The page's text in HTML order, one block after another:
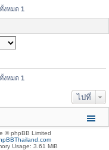
n
งหมด 1
งหมด 1
ไปที่
© phpBB Limited
Usage: 3.61 MiB